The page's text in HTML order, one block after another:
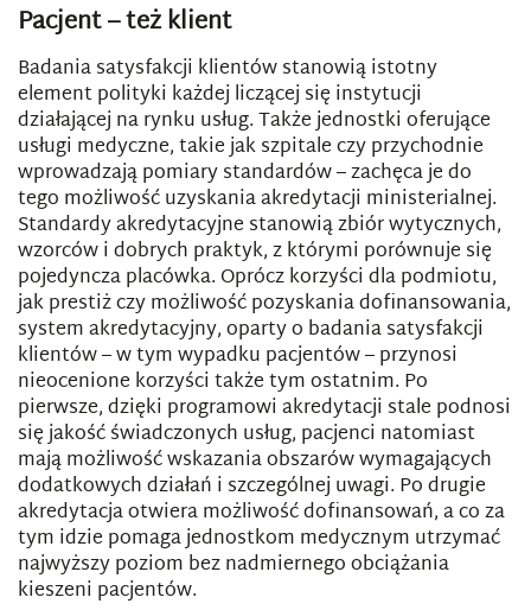
Pacjent – też klient
Badania satysfakcji klientów stanowią istotny
element polityki każdej liczącej się instytucji
działającej na rynku usług. Także jednostki oferujące
usługi medyczne, takie jak szpitale czy przychodnie
wprowadzają pomiary standardów – zachęca je do
tego możliwość uzyskania akredytacji ministerialnej.
Standardy akredytacyjne stanowią zbiór wytycznych,
wzorców i dobrych praktyk, z którymi porównuje się
pojedyncza placówka. Oprócz korzyści dla podmiotu,
jak prestiż czy możliwość pozyskania dofinansowania,
system akredytacyjny, oparty o badania satysfakcji
klientów – w tym wypadku pacjentów – przynosi
nieocenione korzyści także tym ostatnim. Po
pierwsze, dzięki programowi akredytacji stale podnosi
się jakość świadczonych usług, pacjenci natomiast
mają możliwość wskazania obszarów wymagających
dodatkowych działań i szczególnej uwagi. Po drugie
akredytacja otwiera możliwość dofinansowań, a co za
tym idzie pomaga jednostkom medycznym utrzymać
najwyższy poziom bez nadmiernego obciążania
kieszeni pacjentów.